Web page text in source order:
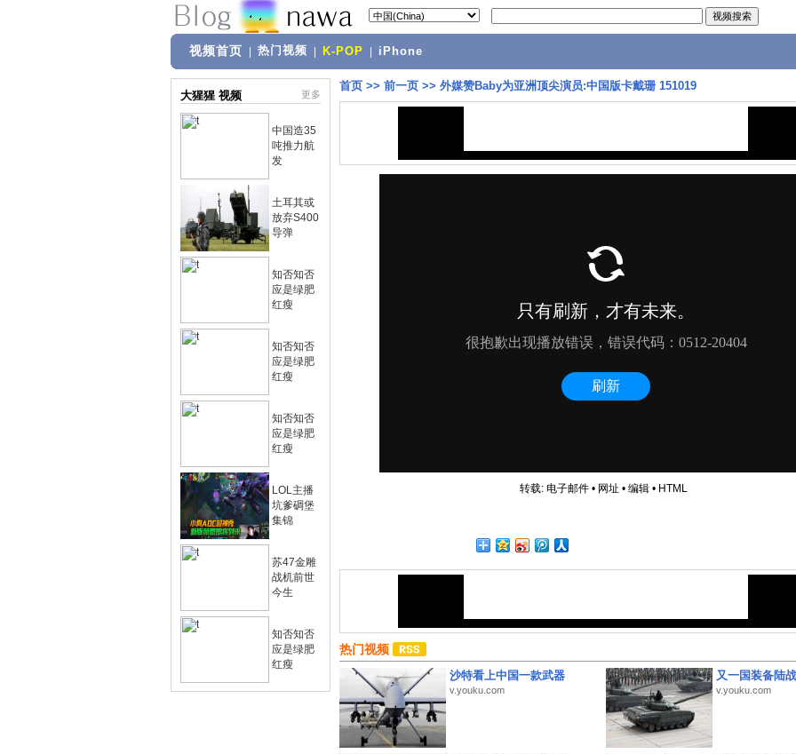
视频首页 热门视频 K-POP iPhone
大猩猩 视频 更多
中国造35
吨推力航
发
土耳其或
放弃S400
导弹
知否知否
应是绿肥
红瘦
知否知否
应是绿肥
红瘦
知否知否
应是绿肥
红瘦
LOL主播
坑爹碉堡
集锦
苏47金雕
战机前世
今生
知否知否
应是绿肥
红瘦
首页 >> 前一页 >> 外媒赞Baby为亚洲顶尖演员:中国版卡戴珊 151019
转载: 电子邮件• 网址 • 编辑• HTML
热门视频
沙特看上中国一款武器
v.youku.com
又一国装备陆
v.youku.com